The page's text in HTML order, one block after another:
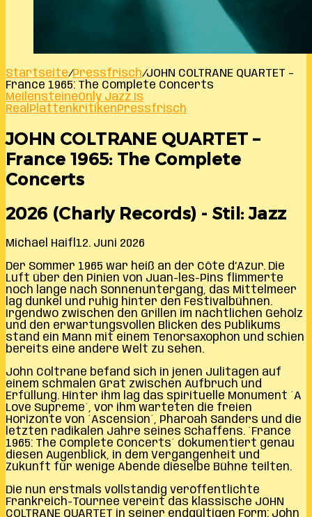
Startseite/Pressfrisch/JOHN COLTRANE QUARTET –
France 1965: The Complete Concerts
MeilensteineOnly Jazz Is
Real PlattenkritikenPressfrisch
JOHN COLTRANE QUARTET –
France 1965: The Complete
Concerts
2026 (Charly Records) - Stil: Jazz
Michael Haifl 12. Juni 2026
Der Sommer 1965 war heiß an der Côte d’Azur. Die
Luft über den Pinien von Juan-les-Pins flimmerte
noch lange nach Sonnenuntergang, das Mittelmeer
lag dunkel und ruhig hinter den Festivalbühnen.
Irgendwo zwischen den Grillen im nächtlichen Gehölz
und den erwartungsvollen Blicken des Publikums
stand ein Mann mit einem Tenorsaxophon und schien
bereits eine andere Welt zu sehen.
John Coltrane befand sich in jenen Julitagen auf
einem schmalen Grat zwischen Aufbruch und
Erfüllung. Hinter ihm lag das spirituelle Monument ´A
Love Supreme´, vor ihm warteten die freien
Horizonte von ´Ascension´, Pharoah Sanders und die
letzten radikalen Jahre seines Schaffens. ´France
1965: The Complete Concerts´ dokumentiert genau
diesen Augenblick, in dem Vergangenheit und
Zukunft für wenige Abende dieselbe Bühne teilten.
Die nun erstmals vollständig veröffentlichte
Frankreich-Tournee vereint das klassische JOHN
COLTRANE QUARTET in seiner endgültigen Form: John